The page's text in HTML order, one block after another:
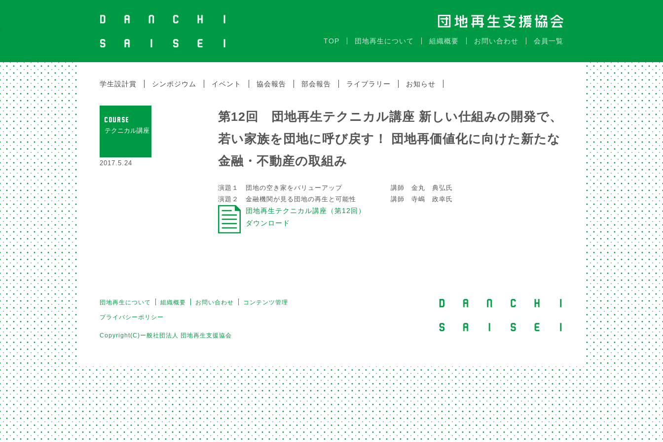
TOP 団地再生について 組織概要 お問い合わせ 会員一覧
学生設計賞 シンポジウム イベント 協会報告 部会報告 ライブラリー お知らせ
COURSE
テクニカル講座
2017.5.24
第12回 団地再生テクニカル講座 新しい仕組みの開発で、
若い家族を団地に呼び戻す！ 団地再価値化に向けた新たな
金融・不動産の取組み
演題１ 団地の空き家をバリューアップ 講師 金丸 典弘氏
演題２ 金融機関が見る団地の再生と可能性 講師 寺嶋 政幸氏
団地再生テクニカル講座（第12回）
ダウンロード
団地再生について 組織概要 お問い合わせ コンテンツ管理
プライバシーポリシー
Copyright(C)ー般社団法人 団地再生支援協会